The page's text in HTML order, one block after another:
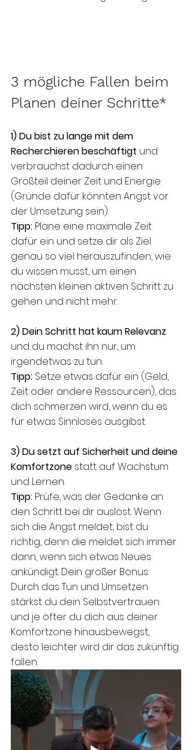
3 mögliche Fallen beim
Planen deiner Schritte*
1) Du bist zu lange mit dem
Recherchieren beschäftigt und
verbrauchst dadurch einen
Großteil deiner Zeit und Energie
(Gründe dafür könnten Angst vor
der Umsetzung sein).
Tipp: Plane eine maximale Zeit
dafür ein und setze dir als Ziel
genau so viel herauszufinden, wie
du wissen musst, um einen
nächsten kleinen aktiven Schritt zu
gehen und nicht mehr.
2) Dein Schritt hat kaum Relevanz
und du machst ihn nur, um
irgendetwas zu tun.
Tipp: Setze etwas dafür ein (Geld,
Zeit oder andere Ressourcen), das
dich schmerzen wird, wenn du es
für etwas Sinnloses ausgibst.
3) Du setzt auf Sicherheit und deine
Komfortzone statt auf Wachstum
und Lernen.
Tipp: Prüfe, was der Gedanke an
den Schritt bei dir auslöst. Wenn
sich die Angst meldet, bist du
richtig, denn die meldet sich immer
dann, wenn sich etwas Neues
ankündigt. Dein großer Bonus:
Durch das Tun und Umsetzen
stärkst du dein Selbstvertrauen
und je öfter du dich aus deiner
Komfortzone hinausbewegst,
desto leichter wird dir das zukünftig
fallen.